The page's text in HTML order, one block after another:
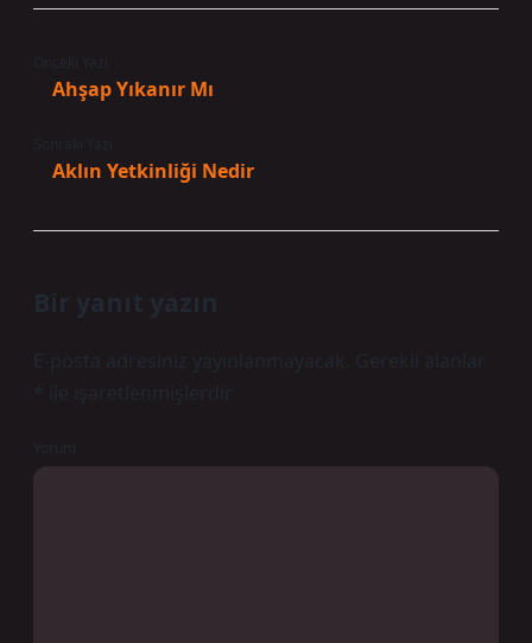
Ahşap Yıkanır Mı
Aklın Yetkinliği Nedir
Bir yanıt yazın
E-posta adresiniz yayınlanmayacak.
Gerekli alanlar
ile işaretlenmişlerdir